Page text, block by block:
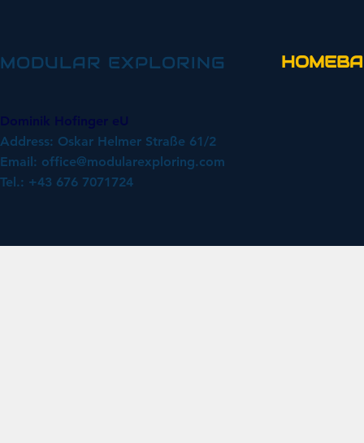
MODULAR EXPLORING
Address: Oskar Helmer Straße 61/2
Email: office@modularexploring.com
Tel.: +43 676 7071724